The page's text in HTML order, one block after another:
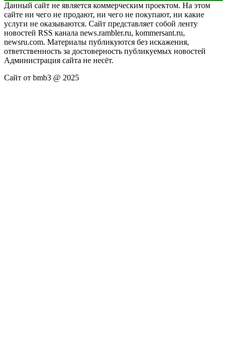
Данный сайт не является коммерческим проектом. На этом
сайте ни чего не продают, ни чего не покупают, ни какие
услуги не оказываются. Сайт представляет собой ленту
новостей RSS канала news.rambler.ru, kommersant.ru,
newsru.com. Материалы публикуются без искажения,
ответственность за достоверность публикуемых новостей
Администрация сайта не несёт.
Сайт от bmb3 @ 2025